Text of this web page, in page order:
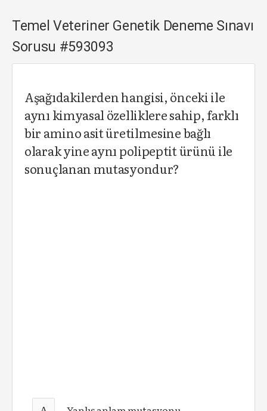
Temel Veteriner Genetik Deneme Sınavı
Sorusu #593093
Aşağıdakilerden hangisi, önceki ile
aynı kimyasal özelliklere sahip, farklı
bir amino asit üretilmesine bağlı
olarak yine aynı polipeptit ürünü ile
sonuçlanan mutasyondur?